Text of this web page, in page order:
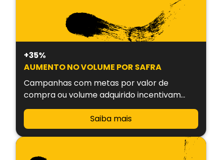
+35%
AUMENTO NO VOLUME POR SAFRA
Campanhas com metas por valor de
compra ou volume adquirido incentivam
maior ticket médio.
Saiba mais